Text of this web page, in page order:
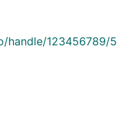
handle/123456789/5